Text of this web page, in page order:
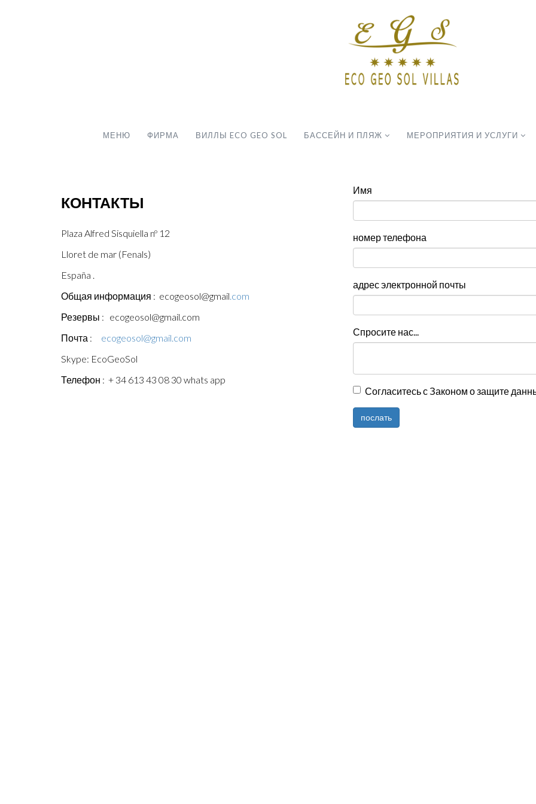
МЕНЮ ФИРМА ВИЛЛЫ ECO GEO SOL БАССЕЙН И ПЛЯЖ МЕРОПРИЯТИЯ И УСЛУГИ
КОНТАКТЫ
Plaza Alfred Sisquiella nº 12
Lloret de mar (Fenals)
España .
Общая информация : ecogeosol@gmail.com
Резервы : ecogeosol@gmail.com
Почта : ecogeosol@gmail.com
Skype: EcoGeoSol
Телефон : + 34 613 43 08 30 whats app
Имя
номер телефона
адрес электронной почты
Спросите нас...
Согласитесь с Законом о защите
послать